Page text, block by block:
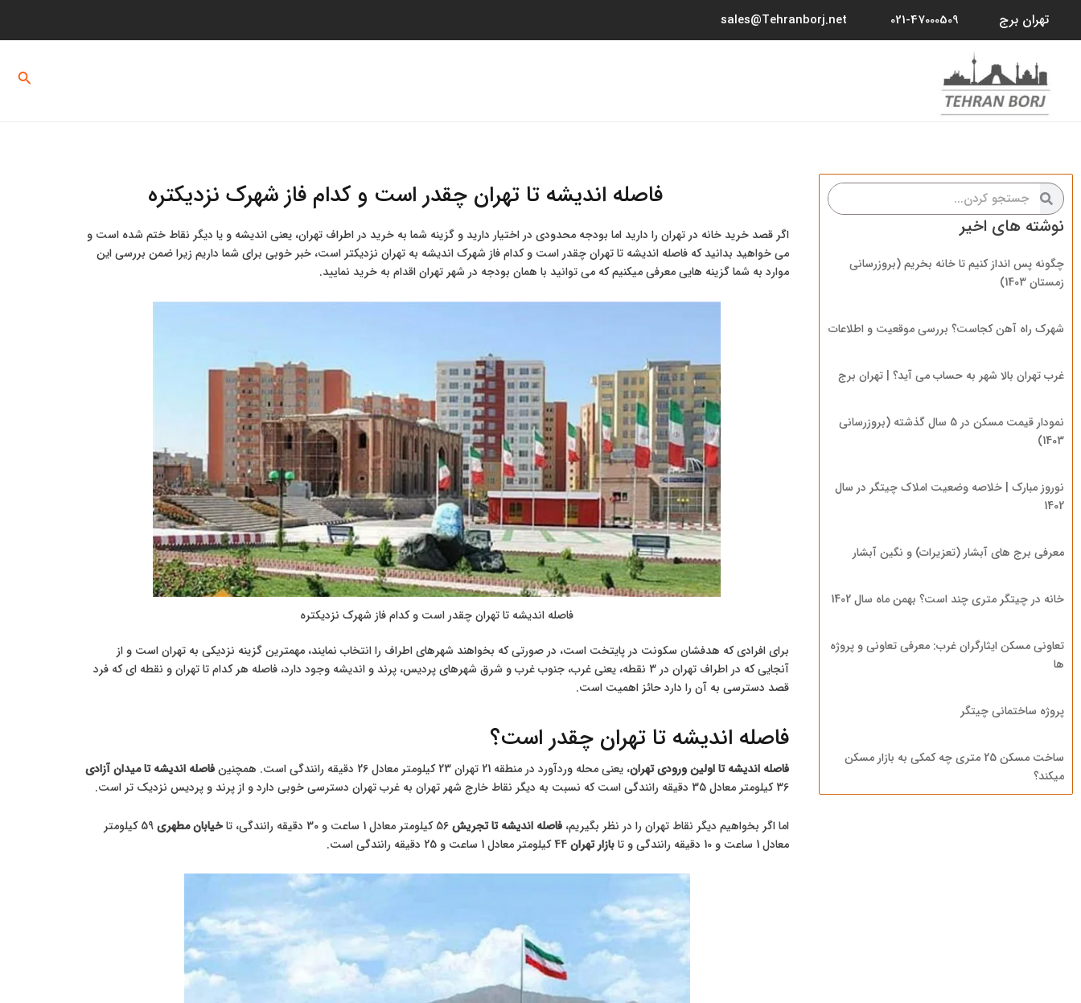
محتوا
تهران برج 021-47000509
sales@Tehranborj.net
جستجو
کردن
جستجو
کردن
نوشته های اخیر
چگونه پس انداز کنیم تا خانه بخریم (بروزرسانی
زمستان 1403)
شهرک راه آهن کجاست؟ بررسی موقعیت و اطلاعات
غرب تهران بالا شهر به حساب می آید؟ | تهران برج
نمودار قیمت مسکن در 5 سال گذشته (بروزرسانی
1403)
نوروز مبارک | خلاصه وضعیت املاک چیتگر در سال
1402
معرفی برج های آبشار (تعزیرات) و نگین آبشار
خانه در چیتگر متری چند است؟ بهمن ماه سال 1402
تعاونی مسکن ایثارگران غرب: معرفی تعاونی و پروژه
ها
پروژه ساختمانی چیتگر
ساخت مسکن 25 متری چه کمکی به بازار مسکن
میکند؟
فاصله اندیشه تا تهران چقدر است و کدام فاز شهرک نزدیکتره
اگر قصد خرید خانه در تهران را دارید اما بودجه محدودی در اختیار دارید و گزینه شما به خرید در اطراف تهران، یعنی اندیشه و یا دیگر نقاط ختم شده است و
می خواهید بدانید که فاصله اندیشه تا تهران چقدر است و کدام فاز شهرک اندیشه به تهران نزدیکتر است، خبر خوبی برای شما داریم زیرا ضمن بررسی این
موارد به شما گزینه هایی معرفی میکنیم که می توانید با همان بودجه در شهر تهران اقدام به خرید نمایید.
فاصله اندیشه تا تهران چقدر است و کدام فاز شهرک نزدیکتره
برای افرادی که هدفشان سکونت در پایتخت است، در صورتی که بخواهند شهرهای اطراف را انتخاب نمایند، مهمترین گزینه نزدیکی به تهران است و از
آنجایی که در اطراف تهران در 3 نقطه، یعنی غرب، جنوب غرب و شرق شهرهای پردیس، پرند و اندیشه وجود دارد، فاصله هر کدام تا تهران و نقطه ای که فرد
قصد دسترسی به آن را دارد حائز اهمیت است.
فاصله اندیشه تا تهران چقدر است؟
فاصله اندیشه تا اولین ورودی تهران، یعنی محله وردآورد در منطقه 21 تهران 23 کیلومتر معادل 26 دقیقه رانندگی است. همچنین
فاصله اندیشه تا میدان آزادی
36 کیلومتر معادل 35 دقیقه رانندگی است که نسبت به دیگر نقاط خارج شهر تهران به غرب تهران دسترسی خوبی دارد و از پرند و پردیس نزدیک تر است.
اما اگر بخواهیم دیگر نقاط تهران را در نظر بگیریم، فاصله اندیشه تا تجریش خیابان مطهری
59 کیلومتر
معادل 1 ساعت و 10 دقیقه رانندگی و تا
بازار تهران